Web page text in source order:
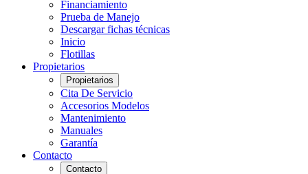
Financiamiento
Prueba de Manejo
Descargar fichas técnicas
Inicio
Flotillas
Propietarios
Propietarios
Cita De Servicio
Accesorios Modelos
Mantenimiento
Manuales
Garantía
Contacto
Contacto